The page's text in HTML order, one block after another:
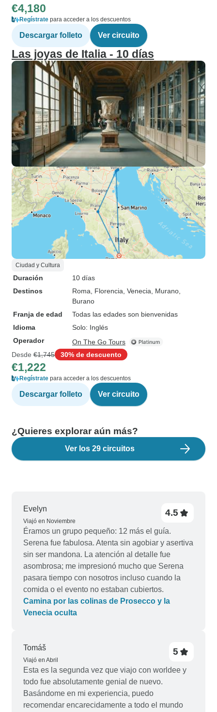
€4,180
Regístrate para acceder a los descuentos
Descargar folleto Ver circuito
Las joyas de Italia - 10 días
Ciudad y Cultura
Duración
10 días
Destinos
Roma , Florencia , Venecia , Murano
Burano
Franja de edad
Todas las edades son bienvenidas
Idioma
Solo: Inglés
Operador
On The Go Tours
Desde €1,745 30% de descuento
€1,222
Regístrate para acceder a los descuentos
Descargar folleto Ver circuito
¿Quieres explorar aún más?
Ver los 29 circuitos
Evelyn
Viajó en Noviembre
4.5
Éramos un grupo pequeño: 12 más el guía.
Serena fue fabulosa. Atenta sin agobiar y asertiva
sin ser mandona. La atención al detalle fue
asombrosa; me impresionó mucho que Serena
pasara tiempo con nosotros incluso cuando la
comida o el evento no estaban cubiertos.
Camina por las colinas de Prosecco y la
Venecia oculta
Tomáš
Viajó en Abril
5
Esta es la segunda vez que viajo con worldee y
todo fue absolutamente genial de nuevo.
Basándome en mi experiencia, puedo
recomendar encarecidamente a todo el mundo